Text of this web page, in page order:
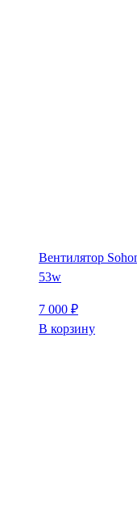
Вентилятор
53w
7 000 ₽
В корзину